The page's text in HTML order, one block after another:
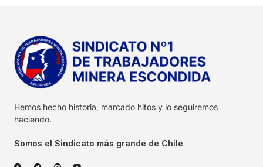
Hemos hecho historia, marcado hitos y lo seguiremos
haciendo.
Somos el Sindicato más grande de Chile